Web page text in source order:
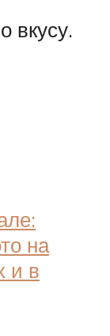
вкусу.